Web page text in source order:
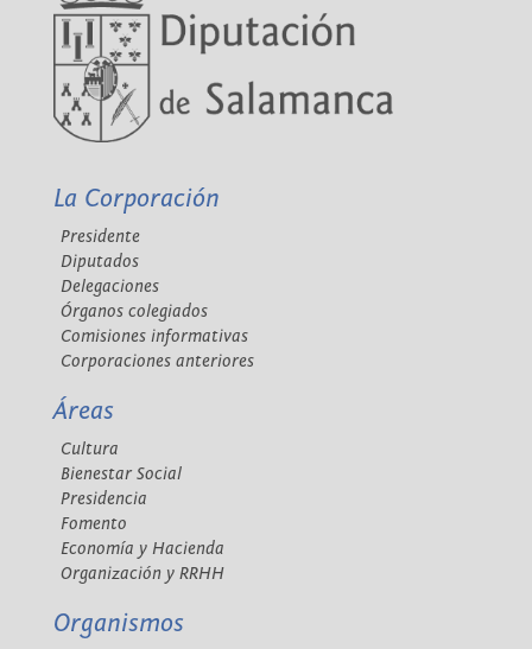
La Corporación
Presidente
Diputados
Delegaciones
Órganos colegiados
Comisiones informativas
Corporaciones anteriores
Áreas
Cultura
Bienestar Social
Presidencia
Fomento
Economía y Hacienda
Organización y RRHH
Organismos